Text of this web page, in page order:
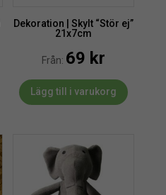
Dekoration | Skylt “Stör ej”
21x7cm
Från: 69 kr
Lägg till i varukorg